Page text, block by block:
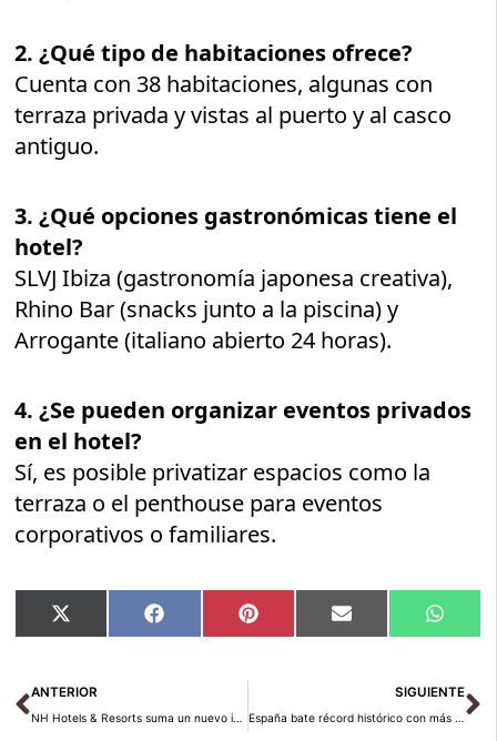
2. ¿Qué tipo de habitaciones ofrece?
Cuenta con 38 habitaciones, algunas con
terraza privada y vistas al puerto y al casco
antiguo.
3. ¿Qué opciones gastronómicas tiene el
hotel?
SLVJ Ibiza (gastronomía japonesa creativa),
Rhino Bar (snacks junto a la piscina) y
Arrogante (italiano abierto 24 horas).
4. ¿Se pueden organizar eventos privados
en el hotel?
Sí, es posible privatizar espacios como la
terraza o el penthouse para eventos
corporativos o familiares.
Compartir
en
X
(Twitter)
Compartir
en
Facebook Compartir
en
Pinterest Compartir
en
Email
en
Ant
ANTERIOR
NH Hotels & Resorts suma un nuevo icono en Copenhague: el Grand Joanne abre sus puertas en el corazón de Vesterbro
SIGUIENTE
España bate récord histórico con más de 100 millones de turistas